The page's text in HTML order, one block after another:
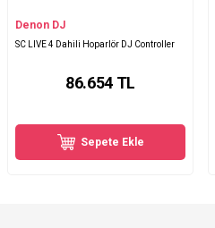
Denon DJ
SC LIVE 4 Dahili Hoparlör DJ Controller
86.654TL
Sepete Ekle